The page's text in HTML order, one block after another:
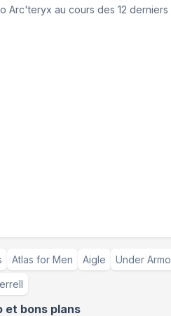
Arc'teryx au cours des 12 derniers
Atlas for Men Aigle Under
et bons plans